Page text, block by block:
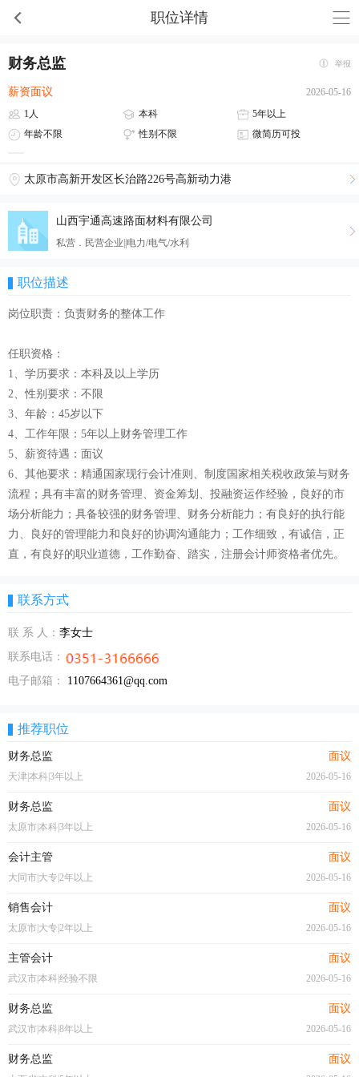
职位详情
财务总监 举报
薪资面议
2026-05-16
1人
本科
5年以上
年龄不限
性别不限 微简历可投
太原市高新开发区长治路226号高新动力港
山西宇通高速路面材料有限公司
私营．民营企业||电力/电气/水利
职位描述
岗位职责：负责财务的整体工作
任职资格：
1、学历要求：本科及以上学历
2、性别要求：不限
3、年龄：45岁以下
4、工作年限：5年以上财务管理工作
5、薪资待遇：面议
6、其他要求：精通国家现行会计准则、制度国家相关税收政策与财务
流程；具有丰富的财务管理、资金筹划、投融资运作经验，良好的市
场分析能力；具备较强的财务管理、财务分析能力；有良好的执行能
力、良好的管理能力和良好的协调沟通能力；工作细致，有诚信，正
直，有良好的职业道德，工作勤奋、踏实，注册会计师资格者优先。
联系方式
联 系 人： 李女士
联系电话：
电子邮箱：
1107664361@qq.com
推荐职位
财务总监 面议
天津|本科|3年以上 2026-05-16
财务总监 面议
太原市|本科|3年以上 2026-05-16
会计主管 面议
大同市|大专|2年以上 2026-05-16
销售会计 面议
太原市|大专|2年以上 2026-05-16
主管会计 面议
武汉市|本科|经验不限 2026-05-16
财务总监 面议
武汉市|本科|8年以上 2026-05-16
财务总监 面议